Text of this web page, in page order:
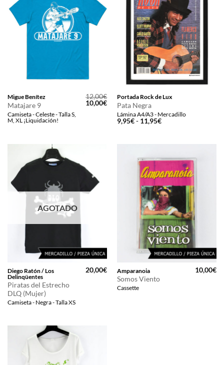
Migue Benítez
Matajare 9
Camiseta - Celeste - Talla S,
M, XL ¡Liquidación!
12,00€
El
precio
10,00€El
precio
actual
Portada Rock de Lux
Pata Negra
Lámina A4/A3 - Mercadillo
9,95€ - 11,95€Rango
11,95€
AGOTADO
Diego Ratón / Los
Delinqüentes
Piratas del Estrecho
DLQ (Mujer)
Camiseta - Negra - Talla XS
20,00€ Amparanoia
Somos Viento
Cassette
10,00€